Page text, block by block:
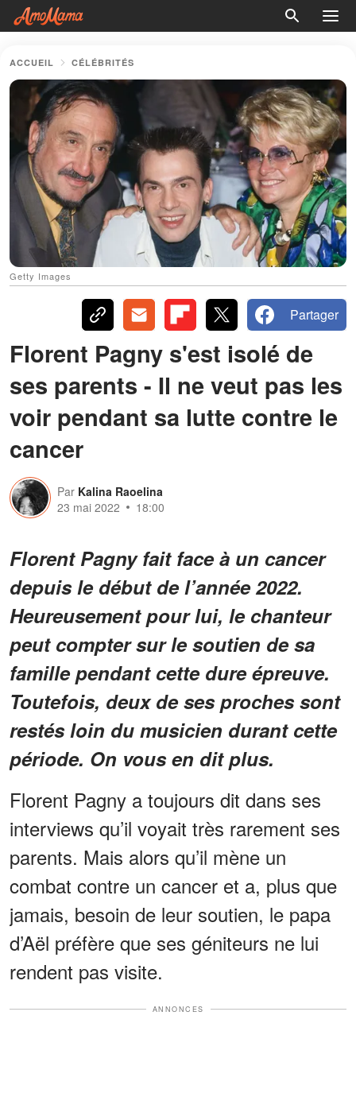
ACCUEIL CÉLÉBRITÉS
Getty Images
Partager
Florent Pagny s'est isolé de
ses parents - Il ne veut pas les
voir pendant sa lutte contre le
cancer
Par Kalina Raoelina
23 mai 2022
18:00
Florent Pagny fait face à un cancer
depuis le début de l’année 2022.
Heureusement pour lui, le chanteur
peut compter sur le soutien de sa
famille pendant cette dure épreuve.
Toutefois, deux de ses proches sont
restés loin du musicien durant cette
période. On vous en dit plus.
Florent Pagny a toujours dit dans ses
interviews qu’il voyait très rarement ses
parents. Mais alors qu’il mène un
combat contre un cancer et a, plus que
jamais, besoin de leur soutien, le papa
d’Aël préfère que ses géniteurs ne lui
rendent pas visite.
ANNONCES